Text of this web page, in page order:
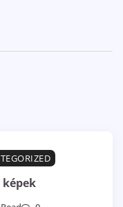
képek